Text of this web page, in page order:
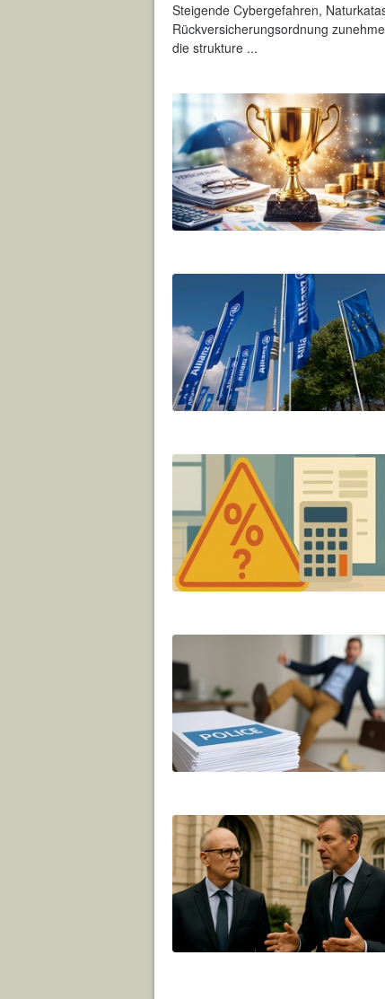
Steigende Cybergefahren,
Rückversicherungsordnung
die strukture ...